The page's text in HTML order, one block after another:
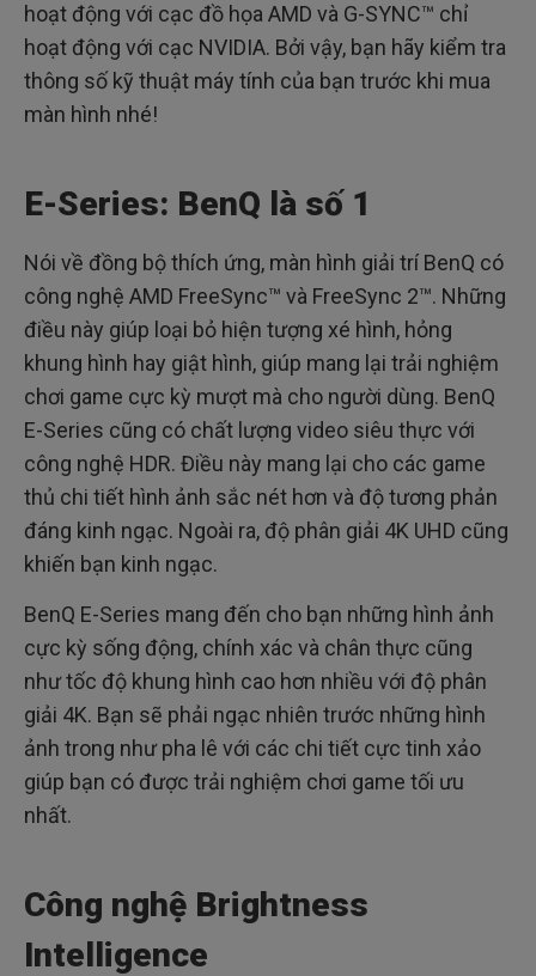
hoạt động với cạc đồ họa AMD và G-SYNC™ chỉ
hoạt động với cạc NVIDIA. Bởi vậy, bạn hãy kiểm tra
thông số kỹ thuật máy tính của bạn trước khi mua
màn hình nhé!
E-Series: BenQ là số 1
Nói về đồng bộ thích ứng, màn hình giải trí BenQ có
công nghệ AMD FreeSync™ và FreeSync 2™. Những
điều này giúp loại bỏ hiện tượng xé hình, hỏng
khung hình hay giật hình, giúp mang lại trải nghiệm
chơi game cực kỳ mượt mà cho người dùng. BenQ
E-Series cũng có chất lượng video siêu thực với
công nghệ HDR. Điều này mang lại cho các game
thủ chi tiết hình ảnh sắc nét hơn và độ tương phản
đáng kinh ngạc. Ngoài ra, độ phân giải 4K UHD cũng
khiến bạn kinh ngạc.
BenQ E-Series mang đến cho bạn những hình ảnh
cực kỳ sống động, chính xác và chân thực cũng
như tốc độ khung hình cao hơn nhiều với độ phân
giải 4K. Bạn sẽ phải ngạc nhiên trước những hình
ảnh trong như pha lê với các chi tiết cực tinh xảo
giúp bạn có được trải nghiệm chơi game tối ưu
nhất.
Công nghệ Brightness
Intelligence